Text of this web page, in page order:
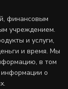
финансовым
учреждением.
и услуги,
и время. Мы
в том
о